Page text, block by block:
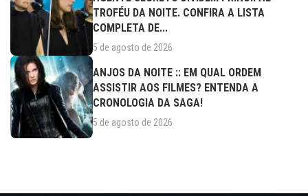
TROFÉU DA NOITE. CONFIRA A LISTA
COMPLETA DE...
5 de agosto de 2026
ANJOS DA NOITE :: EM QUAL ORDEM
ASSISTIR AOS FILMES? ENTENDA A
CRONOLOGIA DA SAGA!
5 de agosto de 2026